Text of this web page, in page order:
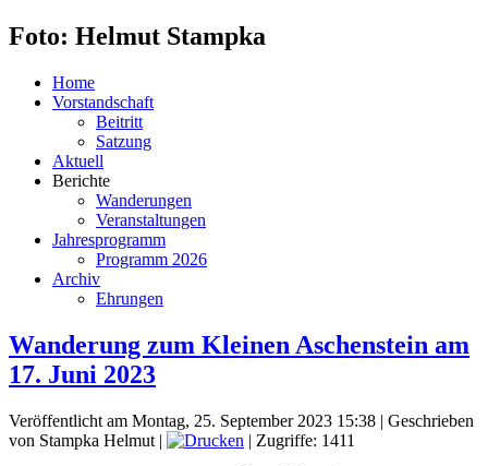
Foto: Helmut Stampka
Home
Vorstandschaft
Beitritt
Satzung
Aktuell
Berichte
Wanderungen
Veranstaltungen
Jahresprogramm
Programm 2026
Archiv
Ehrungen
Wanderung zum Kleinen Aschenstein am
17. Juni 2023
Veröffentlicht am Montag, 25. September 2023 15:38 | Geschrieben
von Stampka Helmut |
| Zugriffe: 1411